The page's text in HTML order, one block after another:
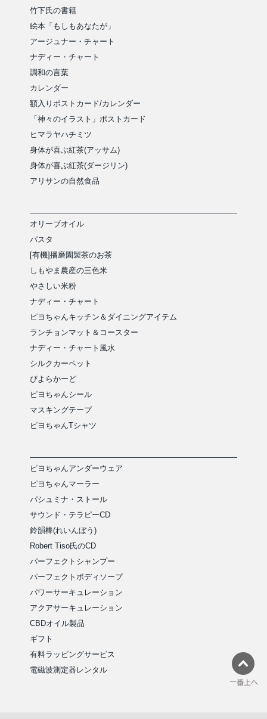
竹下氏の書籍
絵本「もしもあなたが」
アージュナー・チャート
ナディー・チャート
調和の言葉
カレンダー
額入りポストカード/カレンダー
「神々のイラスト」ポストカード
ヒマラヤハチミツ
身体が喜ぶ紅茶(アッサム)
身体が喜ぶ紅茶(ダージリン)
アリサンの自然食品
オリーブオイル
パスタ
[有機]播磨園製茶のお茶
しもやま農産の三色米
やさしい米粉
ナディー・チャート
ピヨちゃんキッチン＆ダイニングアイテム
ランチョンマット＆コースター
ナディー・チャート風水
シルクカーペット
ぴよらかーど
ピヨちゃんシール
マスキングテープ
ピヨちゃんTシャツ
ピヨちゃんアンダーウェア
ピヨちゃんマーラー
パシュミナ・ストール
サウンド・テラピーCD
鈴韻棒(れいんぼう)
Robert Tiso氏のCD
パーフェクトシャンプー
パーフェクトボディソープ
パワーサーキュレーション
アクアサーキュレーション
CBDオイル製品
ギフト
有料ラッピングサービス
電磁波測定器レンタル